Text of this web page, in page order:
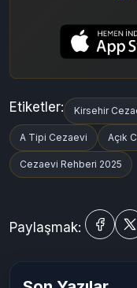
Mobil
A Tipi Cezaevi Açık
Cezaevi Rehberi 2025